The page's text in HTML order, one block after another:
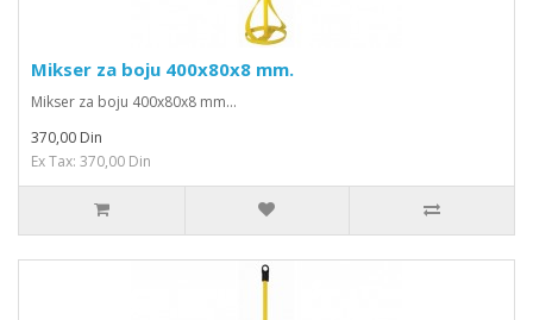
Mikser za boju 400x80x8 mm.
Mikser za boju 400x80x8 mm...
370,00 Din
Ex Tax: 370,00 Din